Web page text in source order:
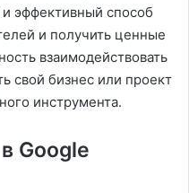
эффективный способ
и получить ценные
взаимодействовать
свой бизнес или проект
инструмента.
Google